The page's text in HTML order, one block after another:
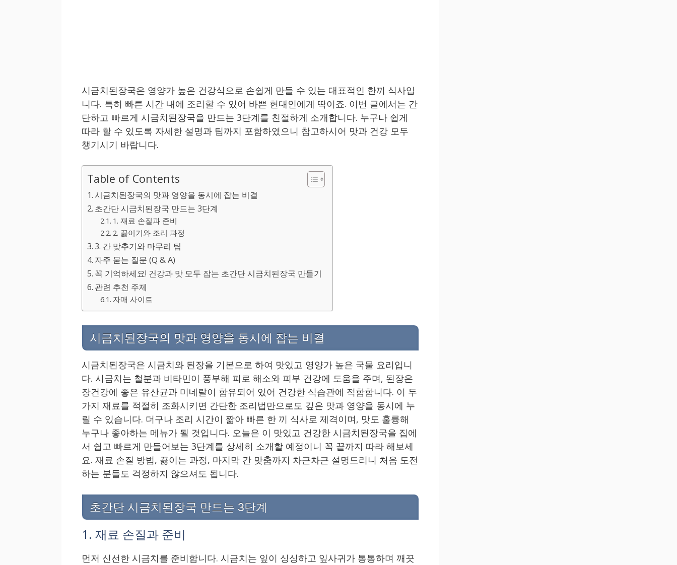
시금치된장국은 영양가 높은 건강식으로 손쉽게 만들 수 있는 대표적인 한끼 식사입
니다. 특히 빠른 시간 내에 조리할 수 있어 바쁜 현대인에게 딱이죠. 이번 글에서는 간
단하고 빠르게 시금치된장국을 만드는 3단계를 친절하게 소개합니다. 누구나 쉽게
따라 할 수 있도록 자세한 설명과 팁까지 포함하였으니 참고하시어 맛과 건강 모두
챙기시기 바랍니다.
Table of Contents
시금치된장국의 맛과 영양을 동시에 잡는 비결
초간단 시금치된장국 만드는 3단계
1. 재료 손질과 준비
2. 끓이기와 조리 과정
3. 간 맞추기와 마무리 팁
자주 묻는 질문 (Q & A)
꼭 기억하세요! 건강과 맛 모두 잡는 초간단 시금치된장국 만들기
관련 추천 주제
자매 사이트
시금치된장국의 맛과 영양을 동시에 잡는 비결
시금치된장국은 시금치와 된장을 기본으로 하여 맛있고 영양가 높은 국물 요리입니
다. 시금치는 철분과 비타민이 풍부해 피로 해소와 피부 건강에 도움을 주며, 된장은
장건강에 좋은 유산균과 미네랄이 함유되어 있어 건강한 식습관에 적합합니다. 이 두
가지 재료를 적절히 조화시키면 간단한 조리법만으로도 깊은 맛과 영양을 동시에 누
릴 수 있습니다. 더구나 조리 시간이 짧아 빠른 한 끼 식사로 제격이며, 맛도 훌륭해
누구나 좋아하는 메뉴가 될 것입니다. 오늘은 이 맛있고 건강한 시금치된장국을 집에
서 쉽고 빠르게 만들어보는 3단계를 상세히 소개할 예정이니 꼭 끝까지 따라 해보세
요. 재료 손질 방법, 끓이는 과정, 마지막 간 맞춤까지 차근차근 설명드리니 처음 도전
하는 분들도 걱정하지 않으셔도 됩니다.
초간단 시금치된장국 만드는 3단계
1. 재료 손질과 준비
먼저 신선한 시금치를 준비합니다. 시금치는 잎이 싱싱하고 잎사귀가 통통하며 깨끗